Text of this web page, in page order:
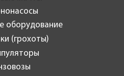
оборудование
(грохоты)